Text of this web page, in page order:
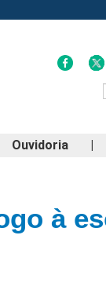
Ouvidoria |
à